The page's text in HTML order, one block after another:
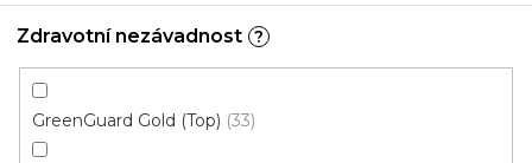
Zdravotní nezávadnost ?
GreenGuard Gold (Top) 33
Ecoline Click (plovoucí) Ecoline Lepený